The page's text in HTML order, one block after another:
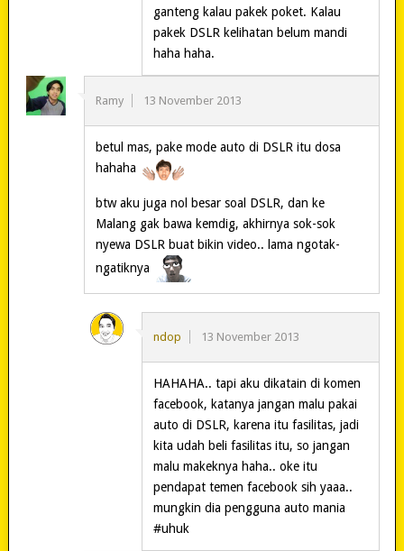
ganteng kalau pakek poket. Kalau
pakek DSLR kelihatan belum mandi
haha haha.
Ramy 13 November 2013
betul mas, pake mode auto di DSLR itu dosa
hahaha
btw aku juga nol besar soal DSLR, dan ke
Malang gak bawa kemdig, akhirnya sok-sok
nyewa DSLR buat bikin video.. lama ngotak-
ngatiknya
ndop 13 November 2013
HAHAHA.. tapi aku dikatain di komen
facebook, katanya jangan malu pakai
auto di DSLR, karena itu fasilitas, jadi
kita udah beli fasilitas itu, so jangan
malu makeknya haha.. oke itu
pendapat temen facebook sih yaaa..
mungkin dia pengguna auto mania
#uhuk